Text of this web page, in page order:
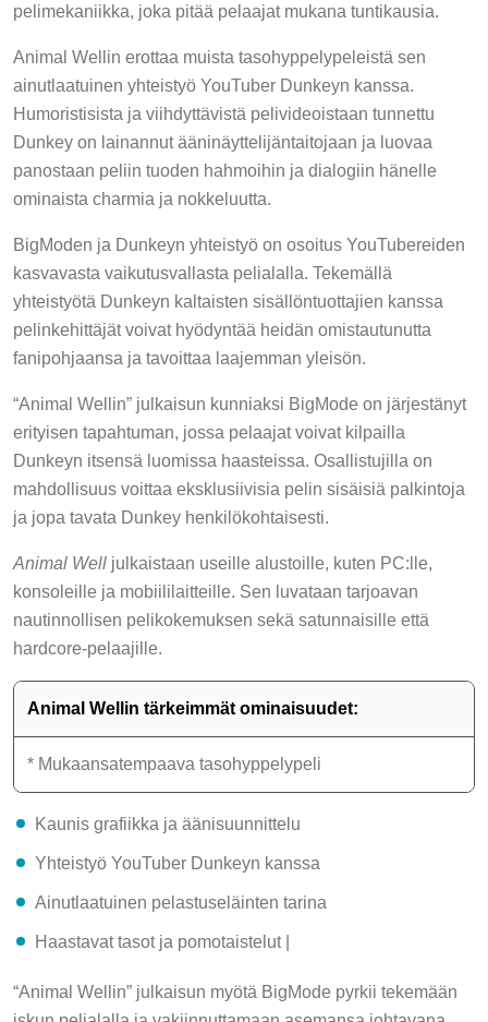
pelimekaniikka, joka pitää pelaajat mukana tuntikausia.
Animal Wellin erottaa muista tasohyppelypeleistä sen
ainutlaatuinen yhteistyö YouTuber Dunkeyn kanssa.
Humoristisista ja viihdyttävistä pelivideoistaan tunnettu
Dunkey on lainannut ääninäyttelijäntaitojaan ja luovaa
panostaan peliin tuoden hahmoihin ja dialogiin hänelle
ominaista charmia ja nokkeluutta.
BigModen ja Dunkeyn yhteistyö on osoitus YouTubereiden
kasvavasta vaikutusvallasta pelialalla. Tekemällä
yhteistyötä Dunkeyn kaltaisten sisällöntuottajien kanssa
pelinkehittäjät voivat hyödyntää heidän omistautunutta
fanipohjaansa ja tavoittaa laajemman yleisön.
“Animal Wellin” julkaisun kunniaksi BigMode on järjestänyt
erityisen tapahtuman, jossa pelaajat voivat kilpailla
Dunkeyn itsensä luomissa haasteissa. Osallistujilla on
mahdollisuus voittaa eksklusiivisia pelin sisäisiä palkintoja
ja jopa tavata Dunkey henkilökohtaisesti.
Animal Well julkaistaan useille alustoille, kuten PC:lle,
konsoleille ja mobiililaitteille. Sen luvataan tarjoavan
nautinnollisen pelikokemuksen sekä satunnaisille että
hardcore-pelaajille.
Animal Wellin tärkeimmät ominaisuudet:
* Mukaansatempaava tasohyppelypeli
Kaunis grafiikka ja äänisuunnittelu
Yhteistyö YouTuber Dunkeyn kanssa
Ainutlaatuinen pelastuseläinten tarina
Haastavat tasot ja pomotaistelut |
“Animal Wellin” julkaisun myötä BigMode pyrkii tekemään